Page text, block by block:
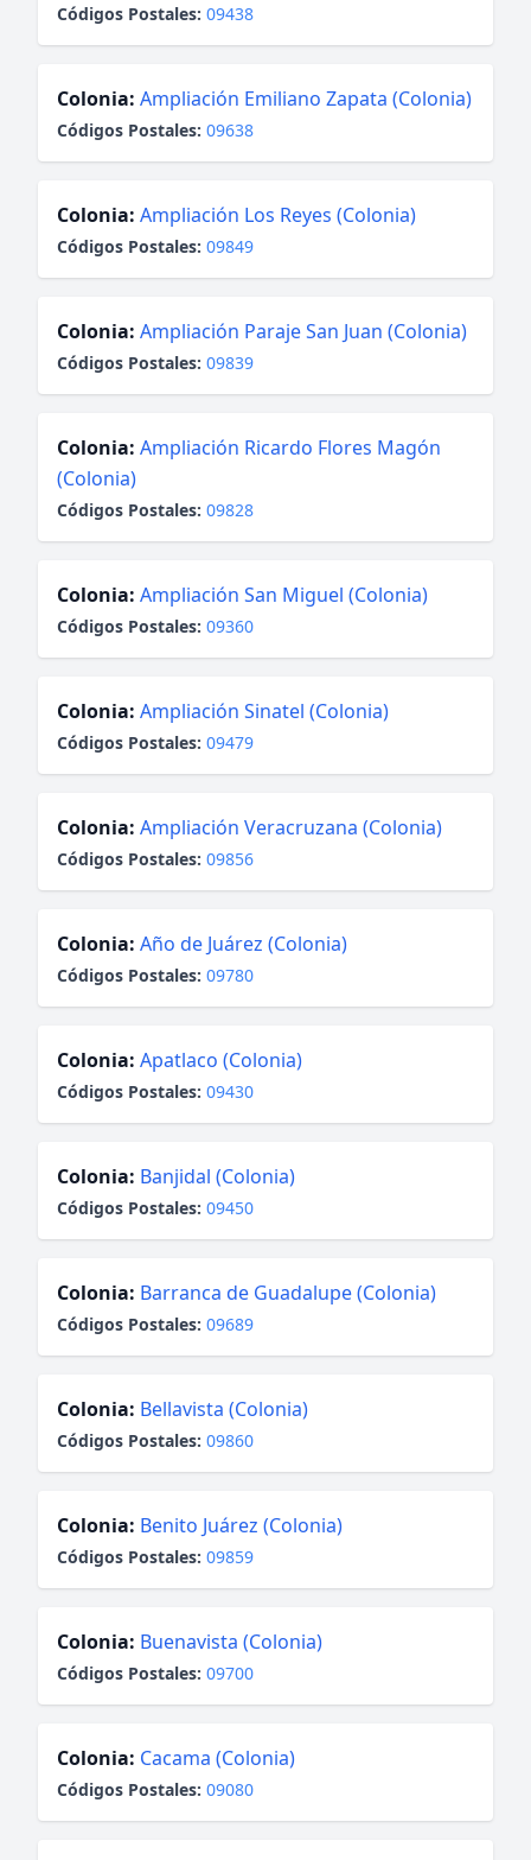
Códigos Postales: 09438
Colonia: Ampliación Emiliano Zapata (Colonia)
Códigos Postales: 09638
Colonia: Ampliación Los Reyes (Colonia)
Códigos Postales: 09849
Colonia: Ampliación Paraje San Juan (Colonia)
Códigos Postales: 09839
Colonia: Ampliación Ricardo Flores Magón
(Colonia)
Códigos Postales: 09828
Colonia: Ampliación San Miguel (Colonia)
Códigos Postales: 09360
Colonia: Ampliación Sinatel (Colonia)
Códigos Postales: 09479
Colonia: Ampliación Veracruzana (Colonia)
Códigos Postales: 09856
Colonia: Año de Juárez (Colonia)
Códigos Postales: 09780
Colonia: Apatlaco (Colonia)
Códigos Postales: 09430
Colonia: Banjidal (Colonia)
Códigos Postales: 09450
Colonia: Barranca de Guadalupe (Colonia)
Códigos Postales: 09689
Colonia: Bellavista (Colonia)
Códigos Postales: 09860
Colonia: Benito Juárez (Colonia)
Códigos Postales: 09859
Colonia: Buenavista (Colonia)
Códigos Postales: 09700
Colonia: Cacama (Colonia)
Códigos Postales: 09080